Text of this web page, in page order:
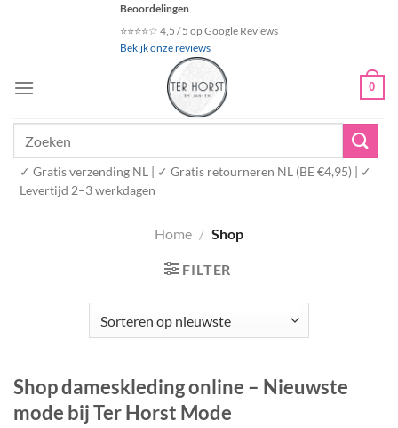
Beoordelingen
⭐⭐⭐⭐☆ 4,5 / 5 op Google Reviews
Bekijk onze reviews
0
✓ Gratis verzending NL | ✓ Gratis retourneren NL (BE €4,95) | ✓
Levertijd 2–3 werkdagen
Home / Shop
FILTER
Shop dameskleding online – Nieuwste
mode bij Ter Horst Mode